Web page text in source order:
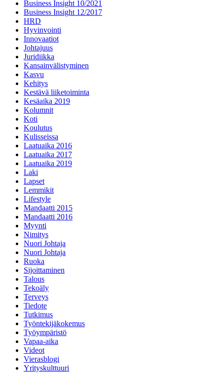
Business Insight 10/2021
Business Insight 12/2017
HRD
Hyvinvointi
Innovaatiot
Johtajuus
Juridiikka
Kansainvälistyminen
Kasvu
Kehitys
Kestävä liiketoiminta
Kesäaika 2019
Kolumnit
Koti
Koulutus
Kulisseissa
Laatuaika 2016
Laatuaika 2017
Laatuaika 2019
Laki
Lapset
Lemmikit
Lifestyle
Mandaatti 2015
Mandaatti 2016
Myynti
Nimitys
Nuori Johtaja
Nuori Johtaja
Ruoka
Sijoittaminen
Talous
Tekoäly
Terveys
Tiedote
Tutkimus
Työntekijäkokemus
Työympäristö
Vapaa-aika
Videot
Vierasblogi
Yrityskulttuuri